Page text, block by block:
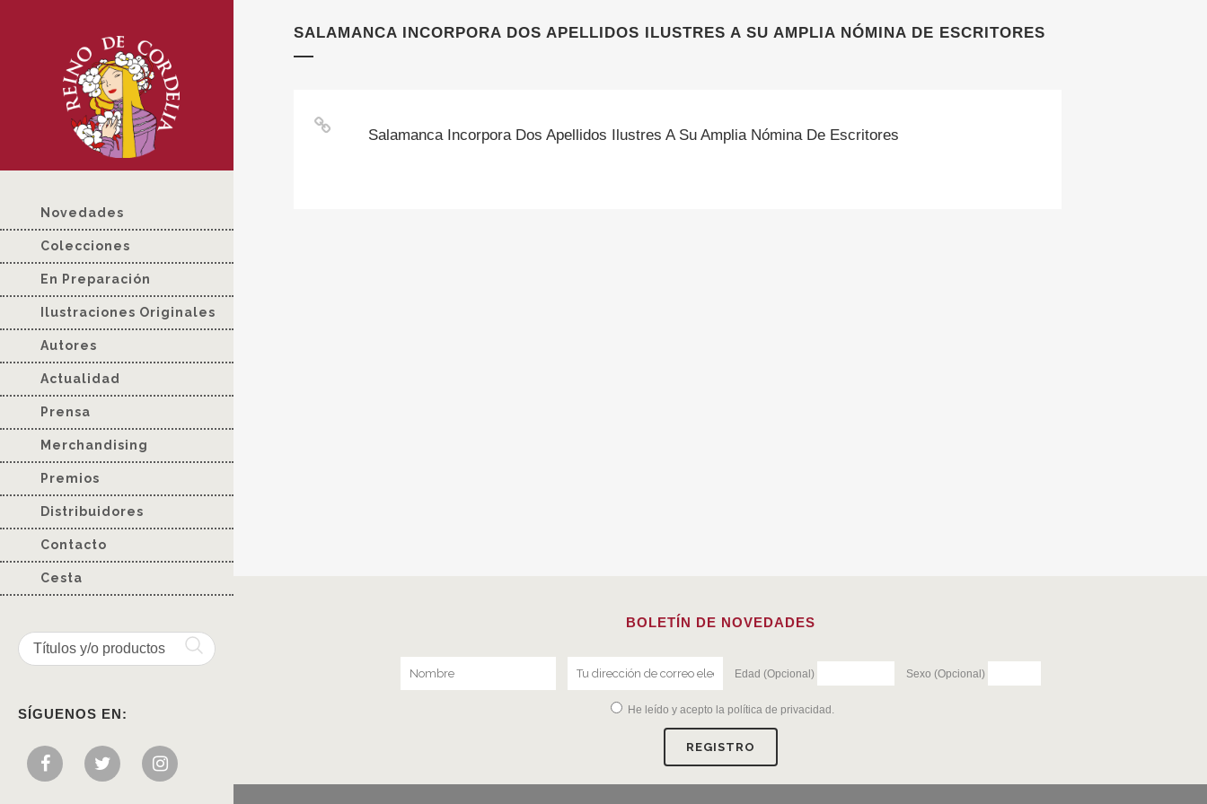
Novedades
Colecciones
En Preparación
Ilustraciones Originales
Autores
Actualidad
Prensa
Merchandising
Premios
Distribuidores
Contacto
Cesta
SÍGUENOS EN:
SALAMANCA INCORPORA DOS APELLIDOS ILUSTRES A SU AMPLIA NÓMINA DE ESCRITORES
Salamanca Incorpora Dos Apellidos Ilustres A Su Amplia Nómina De Escritores
BOLETÍN DE NOVEDADES
Edad (Opcional) Sexo (Opcional)
He leído y acepto la política de privacidad .